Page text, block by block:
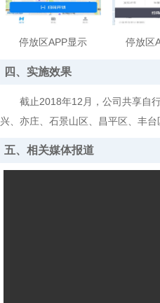
停放区APP显示 停放区
四、实施效果
截止2018年12月，公司共享自
兴、亦庄、石景山区、昌平区、丰
五、相关媒体报道